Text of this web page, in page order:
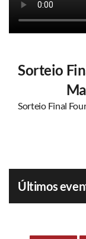
Sorteio
Sorteio Final
Últimos